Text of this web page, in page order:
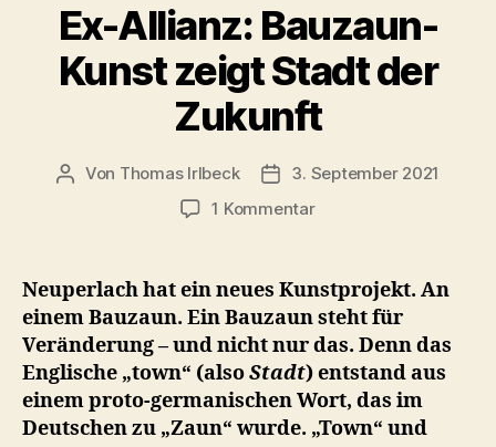
Ex-Allianz: Bauzaun-
Kunst zeigt Stadt der
Zukunft
Beitragsautor
Von Thomas Irlbeck Veröffentlichungsdatum
3. September 2021
1 Kommentarzu
Bauzaun-
Kunst
zeigt
Stadt
der
Zukunft
Neuperlach hat ein neues Kunstprojekt. An
einem Bauzaun. Ein Bauzaun steht für
Veränderung – und nicht nur das. Denn das
Englische „town“ (alsoStadt) entstand aus
einem proto-germanischen Wort, das im
Deutschen zu „Zaun“ wurde. „Town“ und